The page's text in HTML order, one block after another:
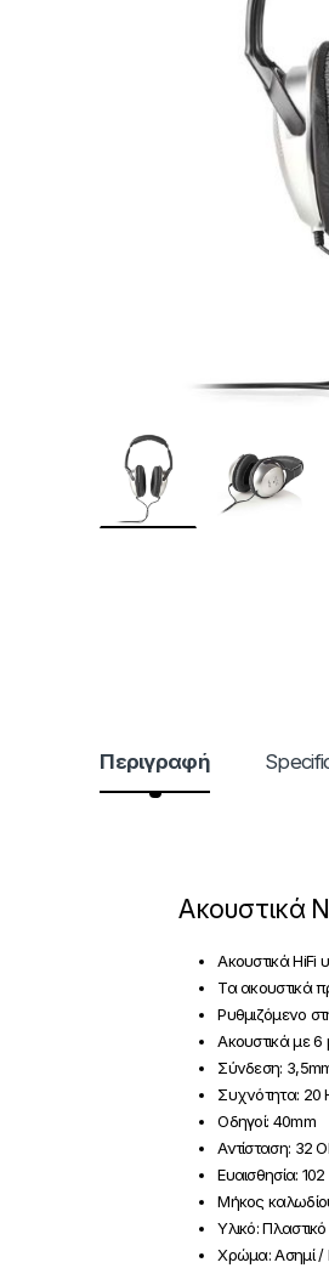
Περιγραφή
Ακουστικά
Ακουστικά HiFi
Τα ακουστικά
Ρυθμιζόμενο
Ακουστικά με
Σύνδεση:
Συχνότητα: 20
Οδηγοί: 40mm
Αντίσταση: 32
Ευαισθησία: 102
Μήκος
Υλικό: Πλαστικό
Χρώμα: Ασημί